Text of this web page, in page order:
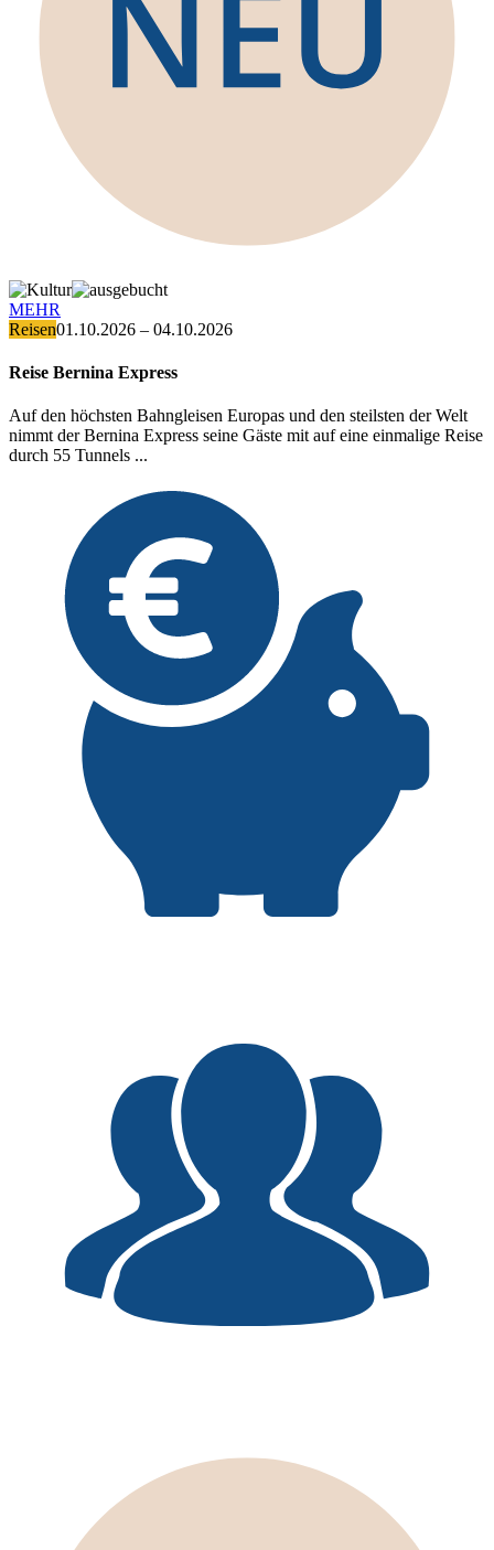
MEHR
Reisen01.10.2026 – 04.10.2026
Reise Bernina Express
Auf den höchsten Bahngleisen Europas und den steilsten der Welt
nimmt der Bernina Express seine Gäste mit auf eine einmalige Reise
durch 55 Tunnels ...